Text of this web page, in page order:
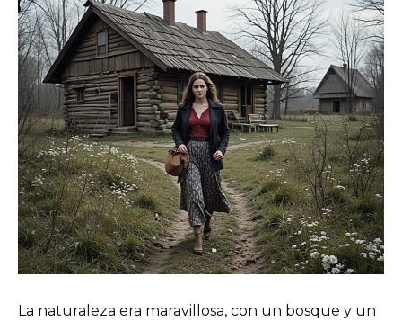
La naturaleza era maravillosa, con un bosque y un